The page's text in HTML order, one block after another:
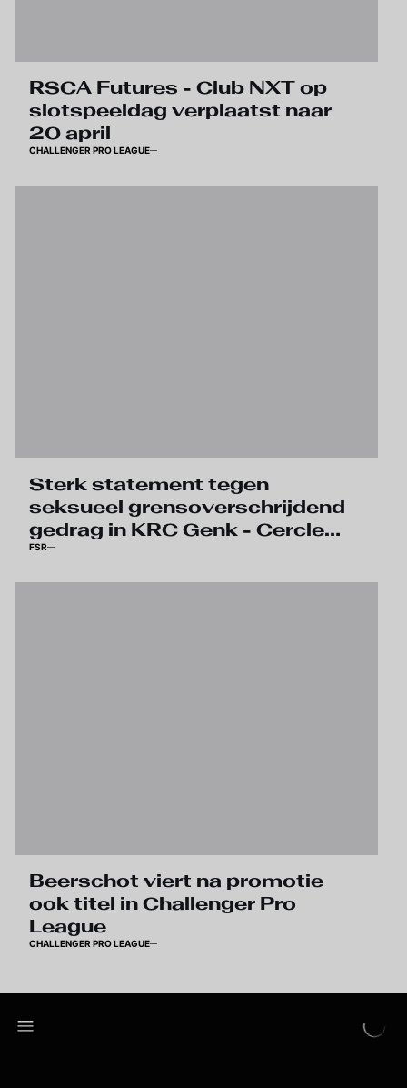
RSCA Futures - Club NXT op
slotspeeldag verplaatst naar
20 april
CHALLENGER PRO LEAGUE
Sterk statement tegen
seksueel grensoverschrijdend
gedrag in KRC Genk - Cercle
Brugge
FSR
Beerschot viert na promotie
ook titel in Challenger Pro
League
CHALLENGER PRO LEAGUE